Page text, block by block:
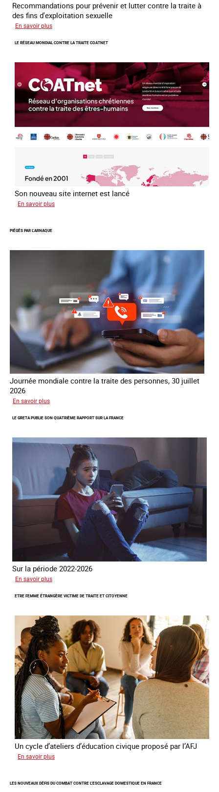
Recommandations pour prévenir et lutter contre la traite à
des fins d'exploitation sexuelle
En savoir plus
ans
la
du
13
avril
2016
LE RÉSEAU MONDIAL CONTRE LA TRAITE COATNET
Son nouveau site internet est lancé
En savoir plus
la
PIÉGÉS PAR L’ARNAQUE
Journée mondiale contre la traite des personnes, 30 juillet
2026
En savoir plus
par
LE GRETA PUBLIE SON QUATRIÈME RAPPORT SUR LA FRANCE
Sur la période 2022-2026
En savoir plus
GRETA
son
quatrième
rapport
sur
la
France
ETRE FEMME ÉTRANGÈRE VICTIME DE TRAITE ET CITOYENNE
Un cycle d’ateliers d’éducation civique proposé par l’AFJ
En savoir plus
étrangère
LES NOUVEAUX DÉFIS DU COMBAT CONTRE L’ESCLAVAGE DOMESTIQUE EN FRANCE